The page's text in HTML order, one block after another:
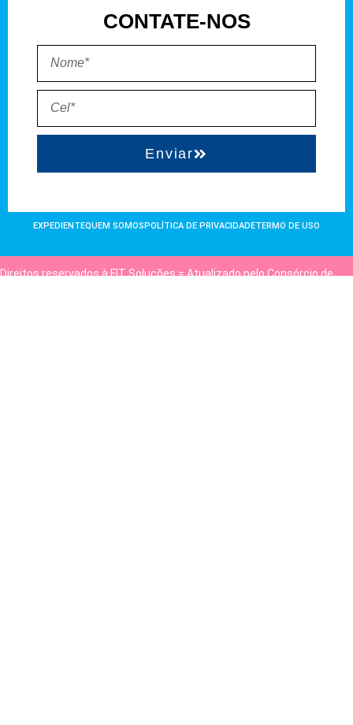
CONTATE-NOS
Enviar
EXPEDIENTEQUEM SOMOSPOLÍTICA DE PRIVACIDADETERMO DE USO
Direitos reservados à FIT Soluções = Atualizado pelo Consórcio de